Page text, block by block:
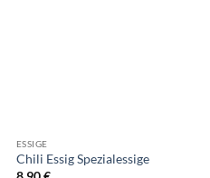
ESSIGE
Chili Essig Spezialessige